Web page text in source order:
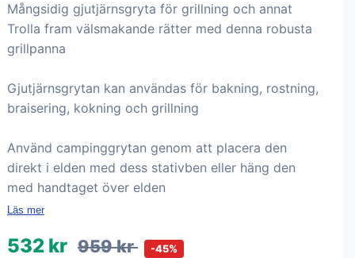
Mångsidig gjutjärnsgryta för grillning och annat
Trolla fram välsmakande rätter med denna robusta
grillpanna
Gjutjärnsgrytan kan användas för bakning, rostning,
braisering, kokning och grillning
Använd campinggrytan genom att placera den
direkt i elden med dess stativben eller häng den
med handtaget över elden
Läs mer
532 kr 959 kr -45%